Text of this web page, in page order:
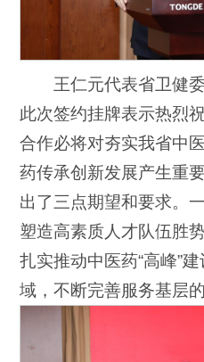
王仁元代表省卫健
此次签约挂牌表示热烈
合作必将对夯实我省中
药传承创新发展产生重
出了三点期望和要求。
塑造高素质人才队伍胜
扎实推动中医药“高峰”
域，不断完善服务基层